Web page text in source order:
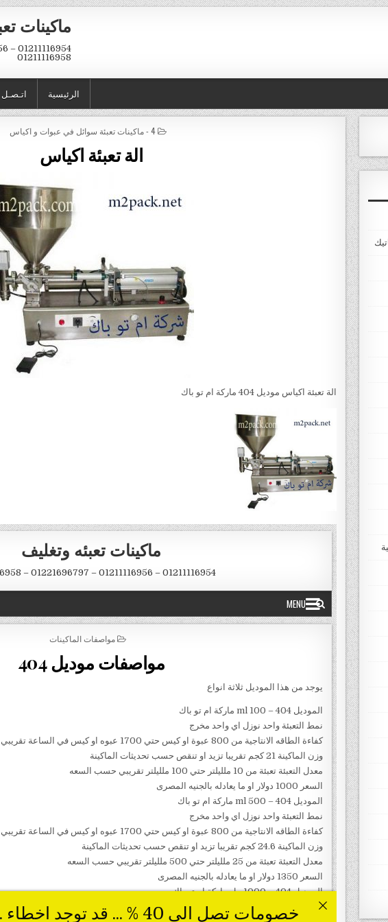
ماكينات
01211116958
الرئيسية
POSTED IN
4 - ماكينات تعبئة سوائل في عبوات و اكياس
الة تعبئة اكياس
الة تعبئة اكياس موديل 404 ماركة ام تو باك